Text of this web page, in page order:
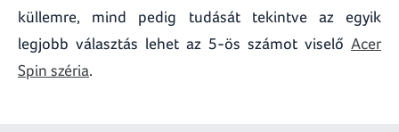
küllemre, mind pedig tudását tekintve az egyik
legjobb választás lehet az 5-ös számot viselő Acer
Spin széria.